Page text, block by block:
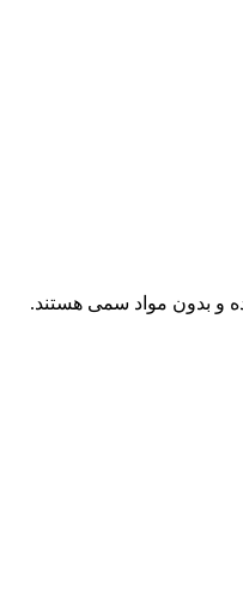
و بدون مواد سمی هستند.